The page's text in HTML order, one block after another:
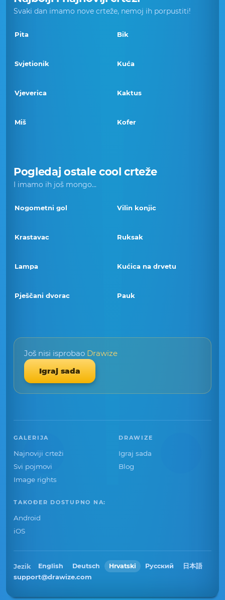
Svaki dan imamo nove crteže, nemoj ih porpustiti!
Pita Bik
Svjetionik Kuća
Vjeverica Kaktus
Miš Kofer
Pogledaj ostale cool crteže
I imamo ih još mongo...
Nogometni gol Vilin konjic
Krastavac Ruksak
Lampa Kućica na drvetu
Pješčani dvorac Pauk
Još nisi isprobao Drawize
Igraj sada
GALERIJA
Najnoviji crteži
Svi pojmovi
Image rights
DRAWIZE
Igraj sada
Blog
TAKOĐER DOSTUPNO NA:
Android
iOS
Jezik English Deutsch Hrvatski Русский 日本語
support@drawize.com